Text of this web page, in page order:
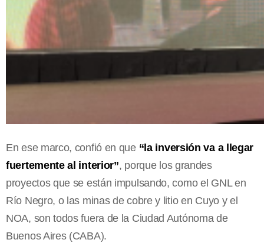
En ese marco, confió en que “la inversión va a llegar
fuertemente al interior”, porque los grandes
proyectos que se están impulsando, como el GNL en
Río Negro, o las minas de cobre y litio en Cuyo y el
NOA, son todos fuera de la Ciudad Autónoma de
Buenos Aires (CABA).